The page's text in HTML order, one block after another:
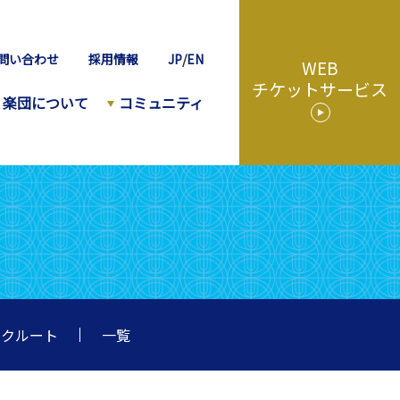
い合わせ 採用情報 JP/EN
楽団について コミュニティ
WEB
チケットサービス
ルート 一覧